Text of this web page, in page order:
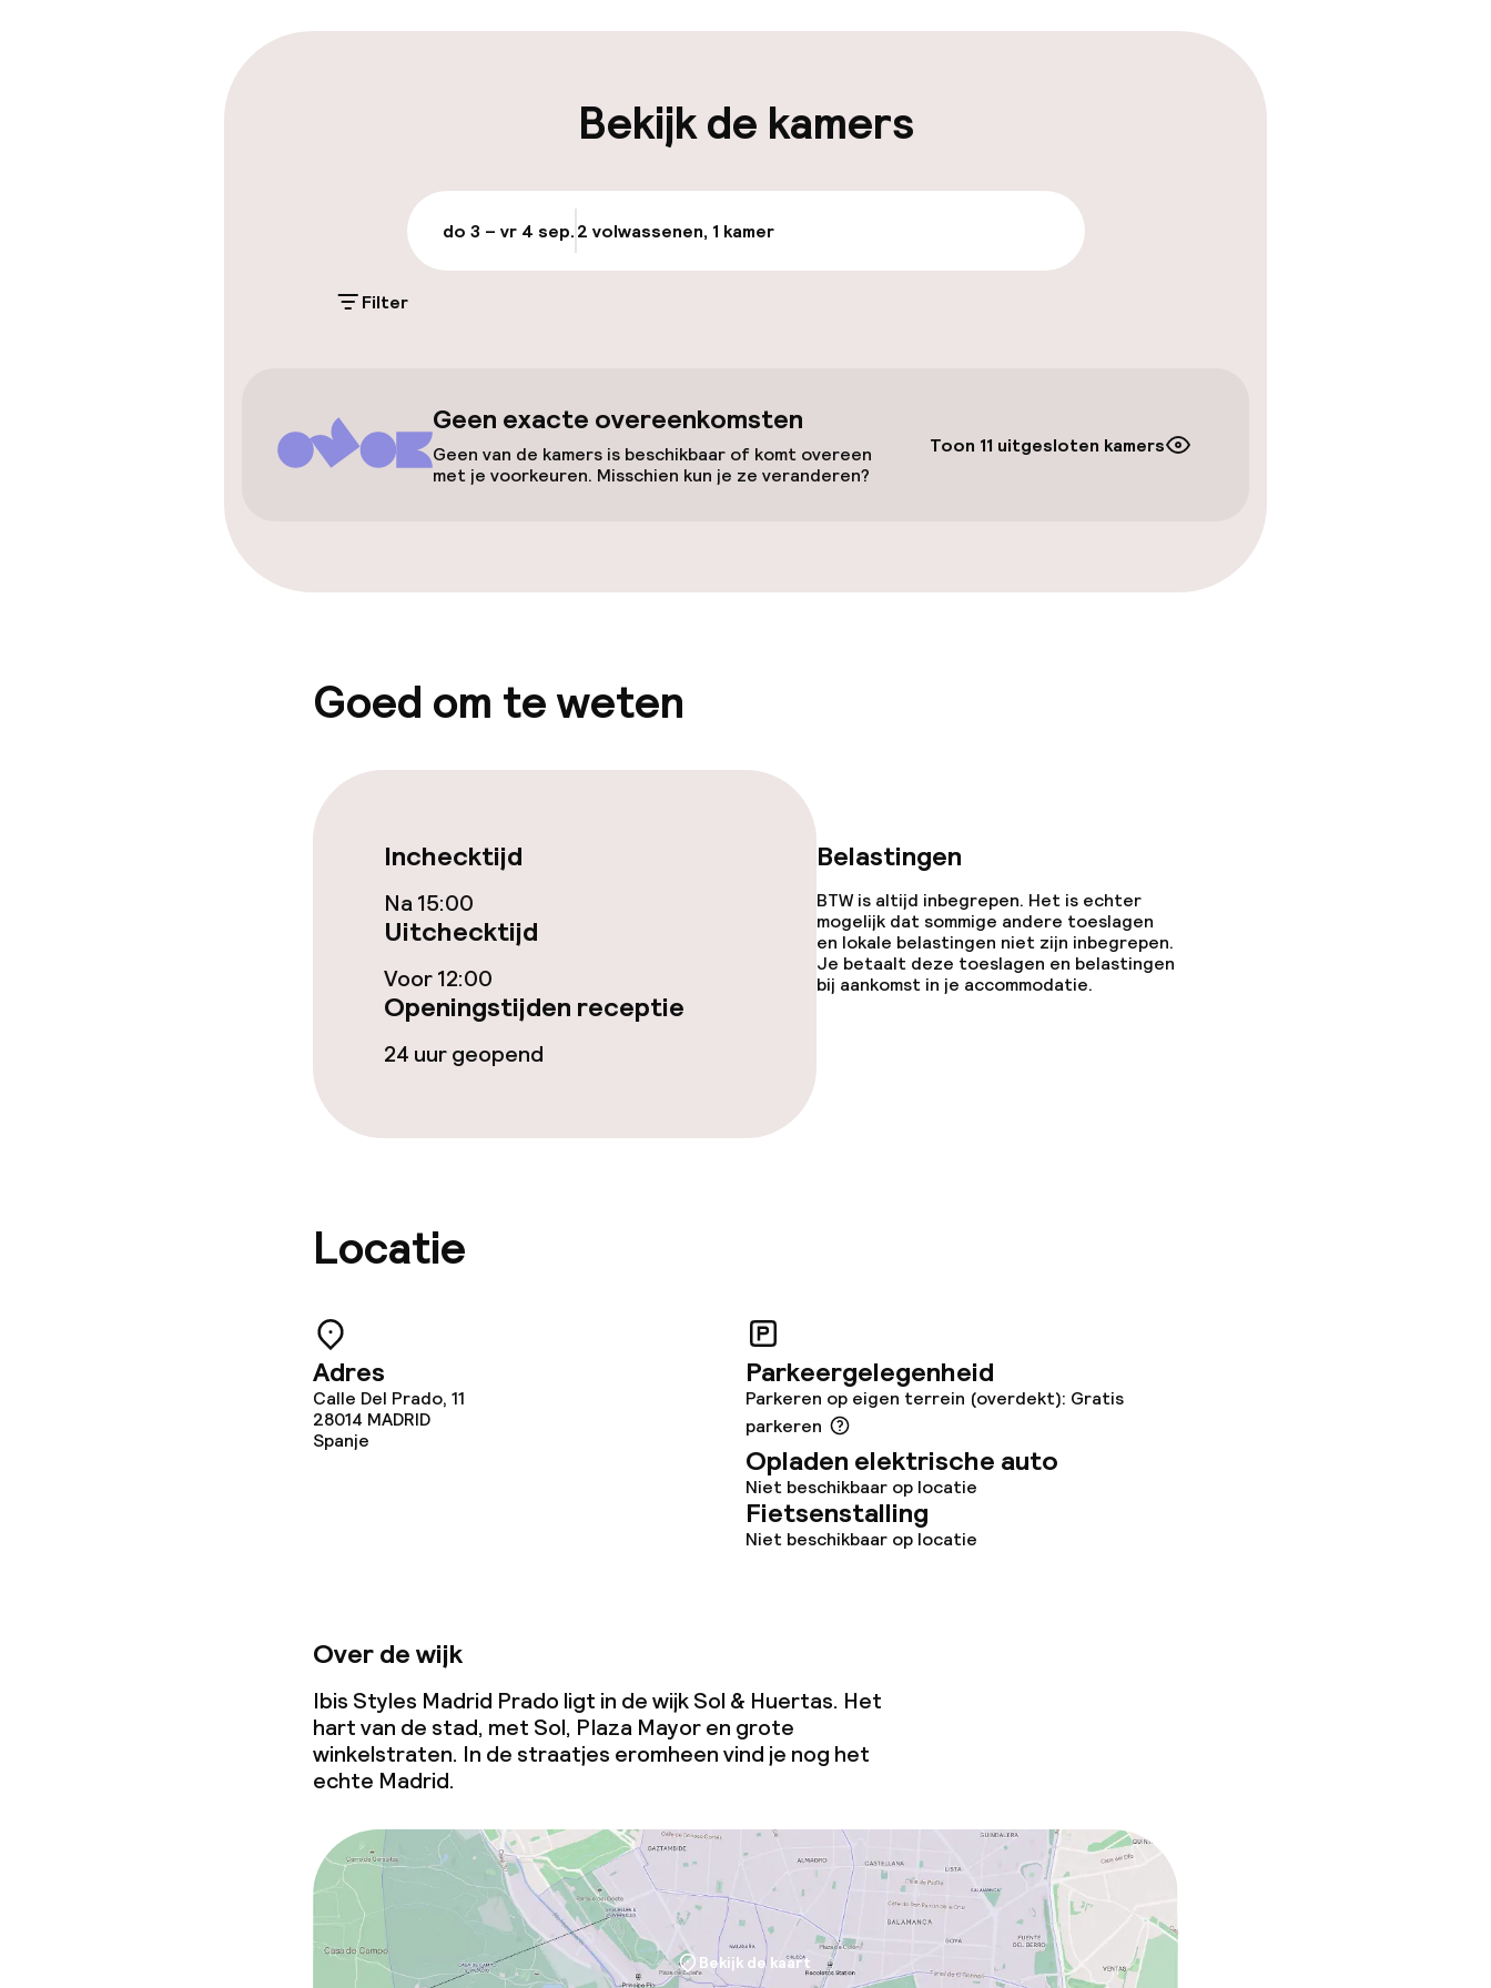
Parkeergelegenheid op eigen
Gratis parkeren
Openbaar parkeren
Voor toegankelijkheid
geoptimaliseerde kamers
Kamers
beschikbaar
Entertainment
Gratis wifi
TV lounge
Eet- en drinkdiensten
Ontbijtbuffet
Schoonmaakvoorzieningen
Beleid
Bekijk de kamers
do 3 – vr 4 sep.2 volwassenen, 1 kamer
Filter
Geen exacte overeenkomsten
Geen van de kamers is beschikbaar of komt overeen
met je voorkeuren. Misschien kun je ze veranderen?
Toon 11 uitgesloten kamers
Goed om te weten
Inchecktijd
Na 15:00
Uitchecktijd
Voor 12:00
Openingstijden receptie
24 uur geopend
Belastingen
BTW is altijd inbegrepen. Het is echter
mogelijk dat sommige andere toeslagen
en lokale belastingen niet zijn inbegrepen.
Je betaalt deze toeslagen en belastingen
bij aankomst in je accommodatie.
Locatie
Adres
Calle Del Prado, 11
28014 MADRID
Spanje
Parkeergelegenheid
Parkeren op eigen terrein (overdekt): Gratis
parkeren
Opladen elektrische auto
Niet beschikbaar op locatie
Fietsenstalling
Niet beschikbaar op locatie
Over de wijk
Ibis Styles Madrid Prado ligt in de wijk Sol & Huertas. Het
hart van de stad, met Sol, Plaza Mayor en grote
winkelstraten. In de straatjes eromheen vind je nog het
echte Madrid.
Bekijk de kaart